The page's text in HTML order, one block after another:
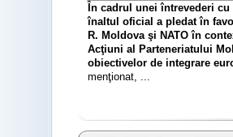
În cadrul unei întrevederi
înaltul oficial a pledat în
R. Moldova şi NATO în
Acţiuni al Parteneriatului
obiectivelor de integrare
menţionat, ...